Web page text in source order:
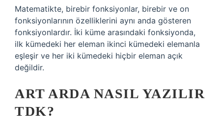
Matematikte, birebir fonksiyonlar, birebir ve on
fonksiyonlarının özelliklerini aynı anda gösteren
fonksiyonlardır. İki küme arasındaki fonksiyonda,
ilk kümedeki her eleman ikinci kümedeki elemanla
eşleşir ve her iki kümedeki hiçbir eleman açık
değildir.
ART ARDA NASIL YAZILIR
TDK?